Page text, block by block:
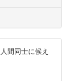
間同士に候え